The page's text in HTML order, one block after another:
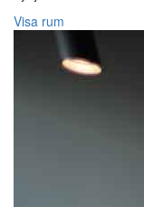
Visa rum